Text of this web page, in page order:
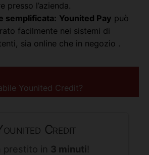
presso l’azienda.
semplificata: Younited Pay può
facilmente nei sistemi di
sia online che in negozio .
Younited Credit?
Credit
prestito in 3 minuti!